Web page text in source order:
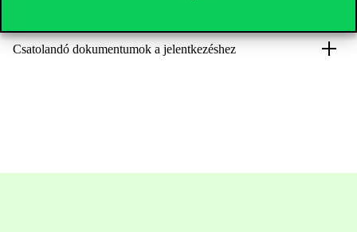
Csatolandó dokumentumok a jelentkezéshez